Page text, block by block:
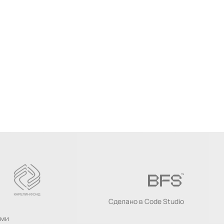
Сделано в Code Studio